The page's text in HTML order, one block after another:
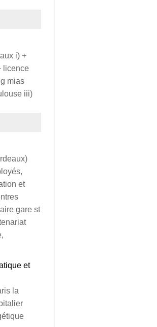
i) +
licence
mias
iii)
et
gare st
et
la